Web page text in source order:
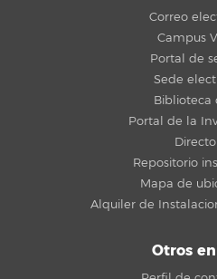
Correo
Campus
Portal de
Sede
Biblioteca
Portal de la
Repositorio
Mapa de
Alquiler de
Otros